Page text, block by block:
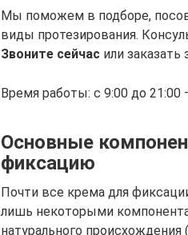
Мы поможем в подборе,
виды протезирования.
Звоните сейчас или заказать
Время работы: с 9:00 до
Основные
фиксацию
Почти все крема для
лишь некоторыми
натурального